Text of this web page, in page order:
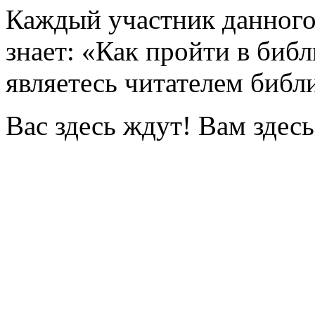
Каждый участник
знает: «Как пройти в
являетесь читателем
Вас здесь ждут! Вам